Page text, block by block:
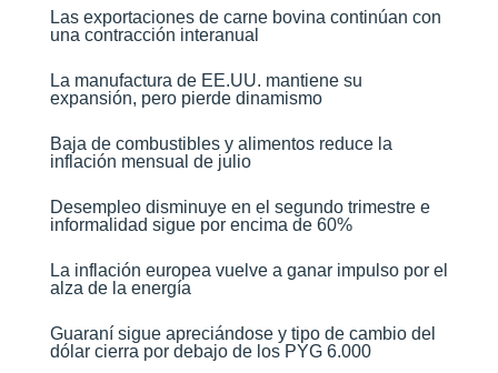
Las exportaciones de carne bovina continúan con
una contracción interanual
La manufactura de EE.UU. mantiene su
expansión, pero pierde dinamismo
Baja de combustibles y alimentos reduce la
inflación mensual de julio​
Desempleo disminuye en el segundo trimestre e
informalidad sigue por encima de 60%
La inflación europea vuelve a ganar impulso por el
alza de la energía
Guaraní sigue apreciándose y tipo de cambio del
dólar cierra por debajo de los PYG 6.000